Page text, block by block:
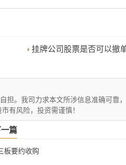
挂牌公司股票是否可以撤
担。我司力求本文所涉信息准确可靠
有风险，投资需谨慎！
篇
板要约收购